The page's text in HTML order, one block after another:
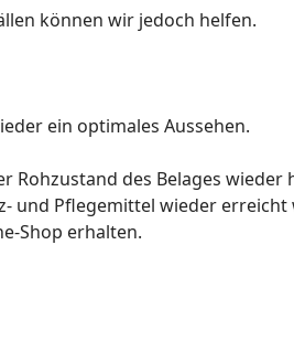
können wir jedoch helfen.
ein optimales Aussehen.
des Belages wieder
und Pflegemittel wieder
Shop erhalten.